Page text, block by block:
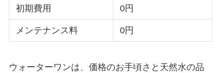
初期費用 0円
メンテナンス料 0円
ウォーターワンは、価格のお手頃さと天然水の品